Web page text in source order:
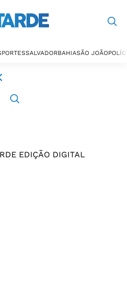
SALVADORBAHIASÃO JOÃO
EDIÇÃO DIGITAL